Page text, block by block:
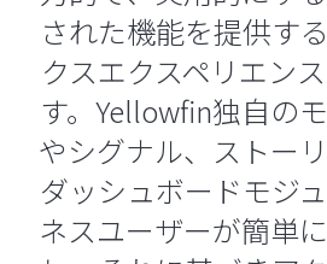
された機能を提供す
クスエクスペリエン
す。Yellowfin独自の
やシグナル、ストー
ダッシュボードモジ
ネスユーザーが簡単